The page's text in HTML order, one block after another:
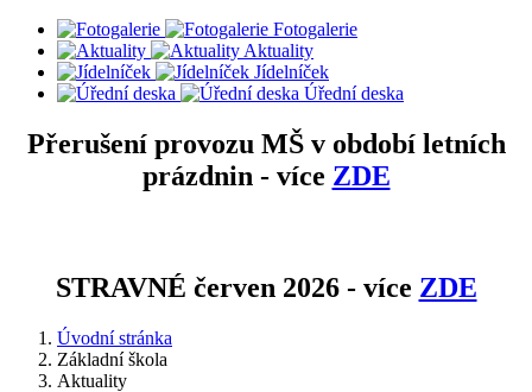
Fotogalerie
Aktuality
Jídelníček
Úřední deska
Přerušení provozu MŠ v období letních
prázdnin - více ZDE
STRAVNÉ červen 2026 - více ZDE
Úvodní stránka
Základní škola
Aktuality